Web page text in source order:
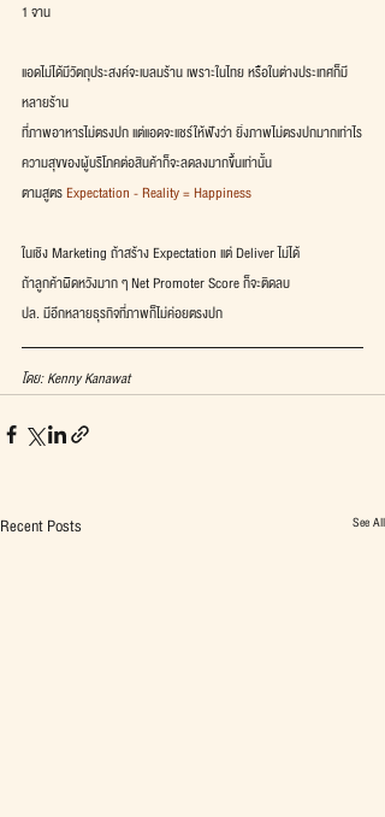
1 จาน
แอดไม่ได้มีวัตถุประสงค์จะเบลมร้าน เพราะในไทย หรือในต่างประเทศก็มี
หลายร้าน
ที่ภาพอาหารไม่ตรงปก แต่แอดจะแชร์ให้ฟังว่า ยิ่งภาพไม่ตรงปกมากเท่าไร
ความสุขของผู้บริโภคต่อสินค้าก็จะลดลงมากขึ้นเท่านั้น
ตามสูตร Expectation - Reality = Happiness
ในเชิง Marketing ถ้าสร้าง Expectation แต่ Deliver ไม่ได้
ถ้าลูกค้าผิดหวังมาก ๆ Net Promoter Score ก็จะติดลบ
ปล. มีอีกหลายธุรกิจที่ภาพก็ไม่ค่อยตรงปก
โดย: Kenny Kanawat
Recent Posts See All